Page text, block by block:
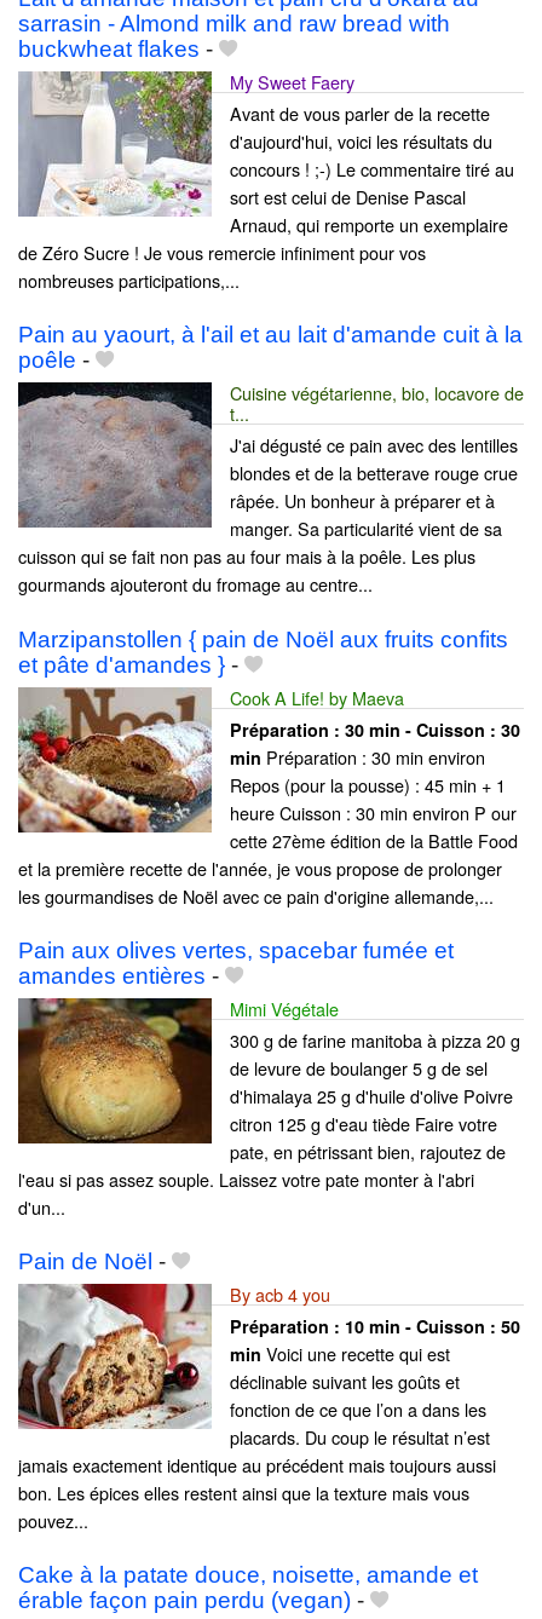
sarrasin - Almond milk and raw bread with
buckwheat flakes -
My Sweet Faery
Avant de vous parler de la recette
d'aujourd'hui, voici les résultats du
concours ! ;-) Le commentaire tiré au
sort est celui de Denise Pascal
Arnaud, qui remporte un exemplaire
de Zéro Sucre ! Je vous remercie infiniment pour vos
nombreuses participations,...
Pain au yaourt, à l'ail et au lait d'amande cuit à la
poêle -
Cuisine végétarienne, bio, locavore de
t...
J'ai dégusté ce pain avec des lentilles
blondes et de la betterave rouge crue
râpée. Un bonheur à préparer et à
manger. Sa particularité vient de sa
cuisson qui se fait non pas au four mais à la poêle. Les plus
gourmands ajouteront du fromage au centre...
Marzipanstollen { pain de Noël aux fruits confits
et pâte d'amandes } -
Cook A Life! by Maeva
Préparation : 30 min - Cuisson : 30
min Préparation : 30 min environ
Repos (pour la pousse) : 45 min + 1
heure Cuisson : 30 min environ P our
cette 27ème édition de la Battle Food
et la première recette de l'année, je vous propose de prolonger
les gourmandises de Noël avec ce pain d'origine allemande,...
Pain aux olives vertes, spacebar fumée et
amandes entières -
Mimi Végétale
300 g de farine manitoba à pizza 20 g
de levure de boulanger 5 g de sel
d'himalaya 25 g d'huile d'olive Poivre
citron 125 g d'eau tiède Faire votre
pate, en pétrissant bien, rajoutez de
l'eau si pas assez souple. Laissez votre pate monter à l'abri
d'un...
Pain de Noël -
By acb 4 you
Préparation : 10 min - Cuisson : 50
min Voici une recette qui est
déclinable suivant les goûts et
fonction de ce que l’on a dans les
placards. Du coup le résultat n’est
jamais exactement identique au précédent mais toujours aussi
bon. Les épices elles restent ainsi que la texture mais vous
pouvez...
Cake à la patate douce, noisette, amande et
érable façon pain perdu (vegan) -